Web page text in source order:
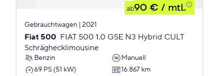
ab90 € / mtl.
Gebrauchtwagen | 2021
Fiat 500 FIAT 500 1.0 GSE N3 Hybrid CULT
Schräghecklimousine
Benzin
Manuell
69 PS (51 kW)
16.867 km